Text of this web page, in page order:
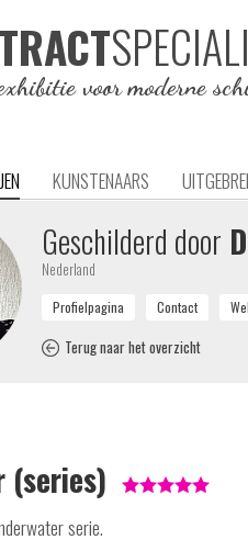
voor moderne
KUNSTENAARS
Geschilderd door
Nederland
Terug naar het overzicht
(series)
serie.